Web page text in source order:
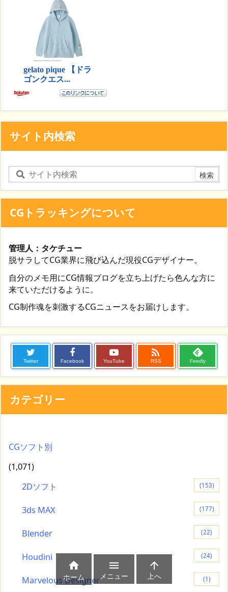
サイト内検索
CGトラッキングについて
管理人：タケチュー
脱サラしてCG業界に飛び込んだ現役CGデザイナー。
自分のメモ用にCG情報ブログを立ち上げたら色んな方に
来ていただけるように。
CG制作魂を刺激するCGニュースをお届けします。
Twitter Facebook YouTube

RSS Feedly
カテゴリー
CGソフト別
(1,071)
2Dソフト
(153)
3ds MAX (177)
Blender (22)
Houdini (24)
Marvelous Designer (1)

ホーム

メニュー

上へ